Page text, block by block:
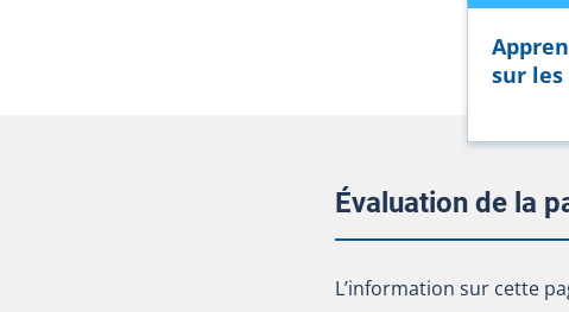
sur les
Évaluation de la
L’information sur cette
L’information sur cette